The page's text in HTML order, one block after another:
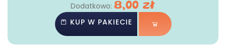
Dodatkowo:8,00zł
KUP W PAKIECIE